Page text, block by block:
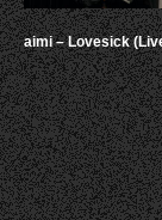
aimi – Lovesick